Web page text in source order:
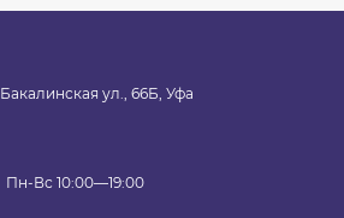
Бакалинская ул., 66Б, Уфа
Пн-Вс 10:00—19:00